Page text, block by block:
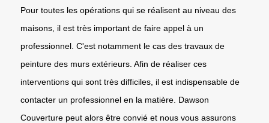
Pour toutes les opérations qui se réalisent au niveau des
maisons, il est très important de faire appel à un
professionnel. C'est notamment le cas des travaux de
peinture des murs extérieurs. Afin de réaliser ces
interventions qui sont très difficiles, il est indispensable de
contacter un professionnel en la matière. Dawson
Couverture peut alors être convié et nous vous assurons